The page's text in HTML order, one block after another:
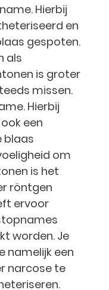
Hierbij
en
gespoten.
als
is groter
missen.
Hierbij
een
blaas
om
is het
röntgen
ervoor
worden. Je
namelijk een
narcose te